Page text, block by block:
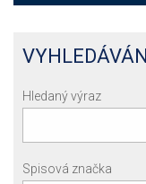
VYHLEDÁVÁNÍ
Hledaný výraz
Spisová značka